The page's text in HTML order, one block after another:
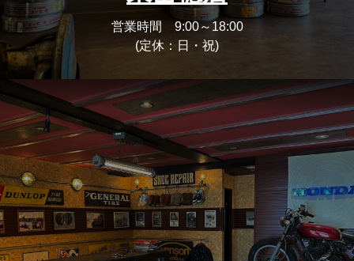
営業時間 9:00～18:00
(定休：日・祝)